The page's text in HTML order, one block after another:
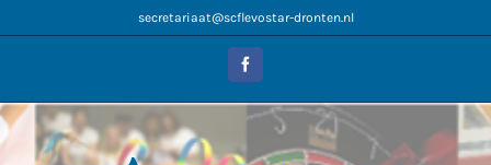
naar
secretariaat@scflevostar-dronten.nl
Facebook